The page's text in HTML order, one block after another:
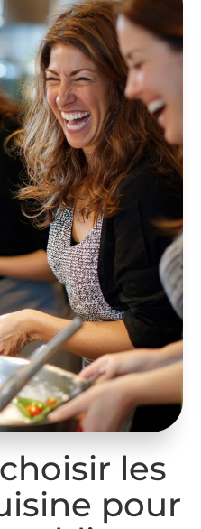
les
pour